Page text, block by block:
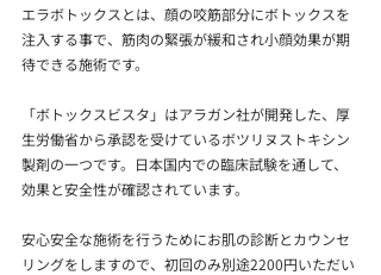
エラボトックスとは、 顔の咬筋部分にボトックスを
注入する事で、筋肉の緊張が緩和され小顔効果が期
待できる施術です。
「ボトックスビスタ」はアラガン社が開発した、厚
生労働省から承認を受けているボツリヌストキシン
製剤の一つです。日本国内での臨床試験を通して、
効果と安全性が確認されています。
安心安全な施術を行うためにお肌の診断とカウンセ
リングをしますので、初回のみ別途2200円いただい